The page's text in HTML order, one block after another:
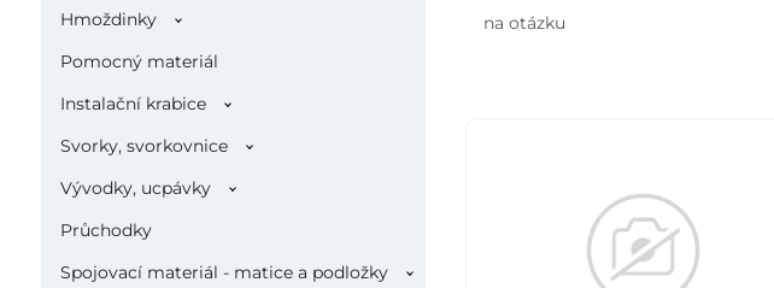
Hmoždinky
Pomocný materiál
Instalační krabice
Svorky, svorkovnice
Vývodky, ucpávky
Průchodky
Spojovací materiál - matice a podložky
na otázku